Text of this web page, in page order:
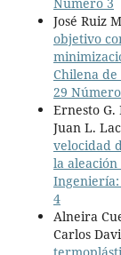
José Ruiz
objetivo
Chilena
29
Ernesto G.
Juan L.
velocidad
la aleación
Ingeniería:
4
Alneira
Carlos